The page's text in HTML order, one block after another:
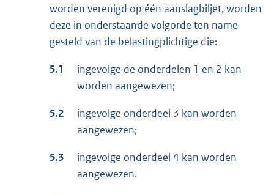
worden verenigd op één aanslagbiljet, worden
deze in onderstaande volgorde ten name
gesteld van de belastingplichtige die:
5.1
ingevolge de onderdelen 1 en 2 kan
worden aangewezen;
5.2
ingevolge onderdeel 3 kan worden
aangewezen;
5.3
ingevolge onderdeel 4 kan worden
aangewezen.